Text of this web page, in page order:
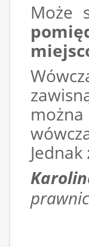
Może
Jednak